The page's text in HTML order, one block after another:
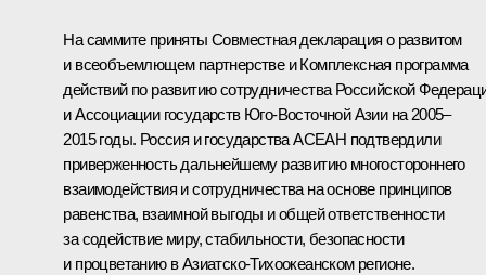
На саммите приняты Совместная декларация о развитом
и всеобъемлющем партнерстве и Комплексная программа
действий по развитию сотрудничества Российской
и Ассоциации государств Юго-Восточной Азии на 2005–
2015 годы. Россия и государства АСЕАН подтвердили
приверженность дальнейшему развитию многостороннего
взаимодействия и сотрудничества на основе принципов
равенства, взаимной выгоды и общей ответственности
за содействие миру, стабильности, безопасности
и процветанию в Азиатско-Тихоокеанском регионе.